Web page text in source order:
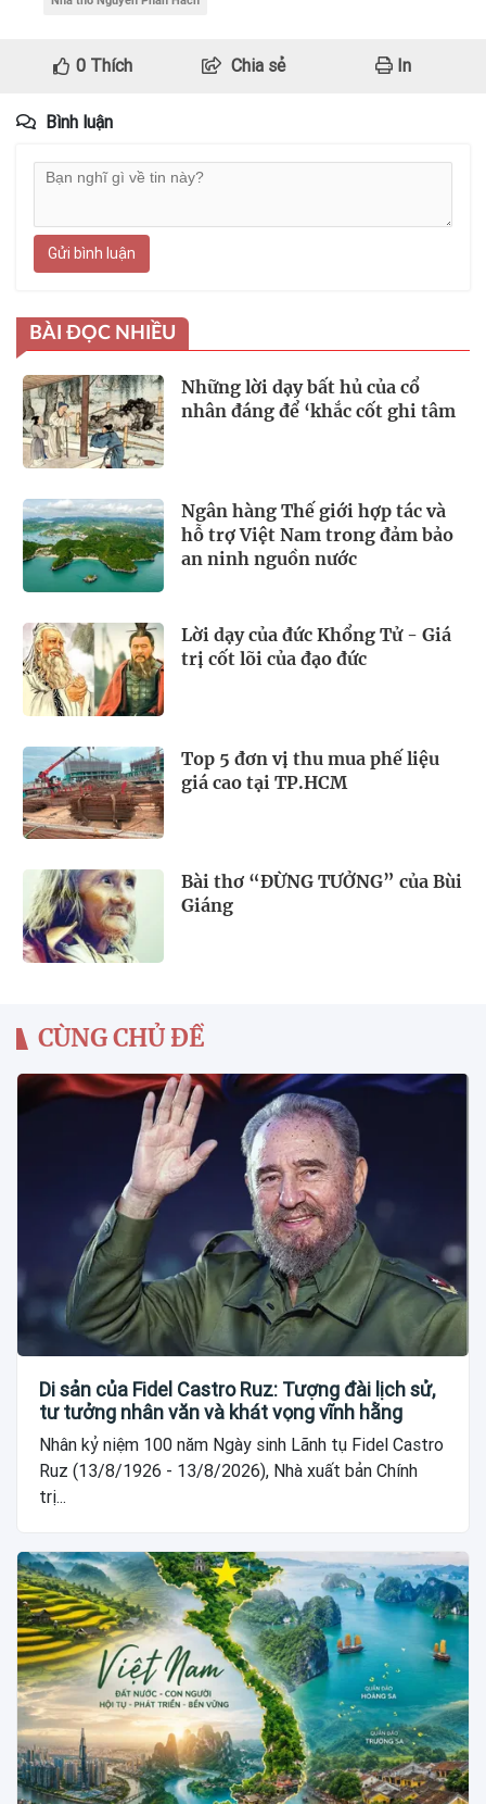
0Thích Chia sẻ In
Bình luận
Gửi bình luận
BÀI ĐỌC NHIỀU
Những lời dạy bất hủ của cổ
nhân đáng để ‘khắc cốt ghi tâm
Ngân hàng Thế giới hợp tác và
hỗ trợ Việt Nam trong đảm bảo
an ninh nguồn nước
Lời dạy của đức Khổng Tử - Giá
trị cốt lõi của đạo đức
Top 5 đơn vị thu mua phế liệu
giá cao tại TP.HCM
Bài thơ “ĐỪNG TƯỞNG” của Bùi
Giáng
CÙNG CHỦ ĐỀ
Di sản của Fidel Castro Ruz: Tượng đài lịch sử,
tư tưởng nhân văn và khát vọng vĩnh hằng
Nhân kỷ niệm 100 năm Ngày sinh Lãnh tụ Fidel Castro
Ruz (13/8/1926 - 13/8/2026), Nhà xuất bản Chính
trị...